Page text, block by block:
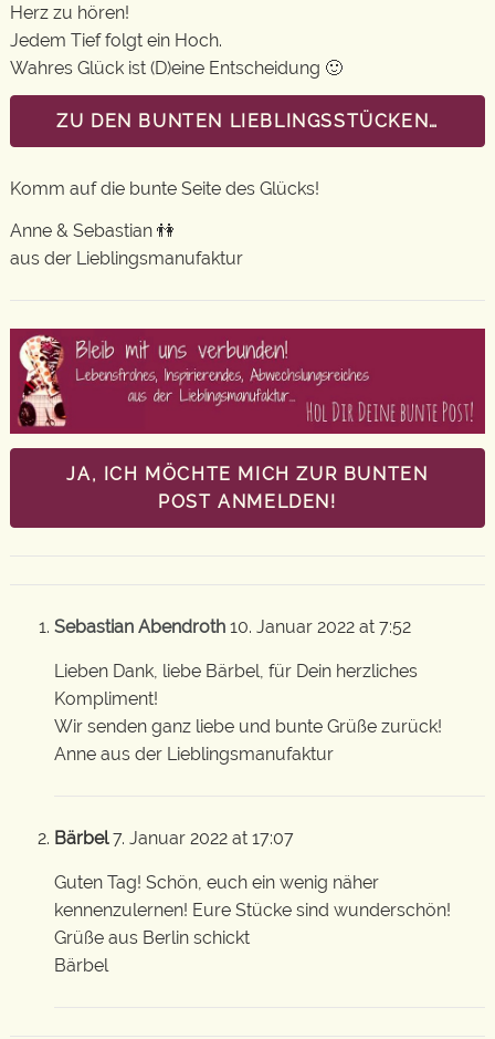
Herz zu hören!
Jedem Tief folgt ein Hoch.
Wahres Glück ist (D)eine Entscheidung 🙂
ZU DEN BUNTEN LIEBLINGSSTÜCKEN…
Komm auf die bunte Seite des Glücks!
Anne & Sebastian 👫
aus der Lieblingsmanufaktur
JA, ICH MÖCHTE MICH ZUR BUNTEN
POST ANMELDEN!
Sebastian Abendroth 10. Januar 2022 at 7:52
Lieben Dank, liebe Bärbel, für Dein herzliches
Kompliment!
Wir senden ganz liebe und bunte Grüße zurück!
Anne aus der Lieblingsmanufaktur
Bärbel7. Januar 2022 at 17:07
Guten Tag! Schön, euch ein wenig näher
kennenzulernen! Eure Stücke sind wunderschön!
Grüße aus Berlin schickt
Bärbel